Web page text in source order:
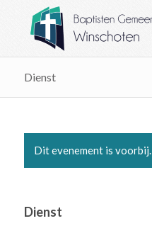
Dienst
Dit evenement is voorbij.
Dienst